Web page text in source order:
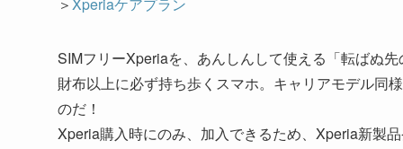
SIMフリーXperiaを、あんしんして使える「転ばぬ
財布以上に必ず持ち歩くスマホ。キャリアモデル同
のだ！
Xperia購入時にのみ、加入できるため、Xperia新製